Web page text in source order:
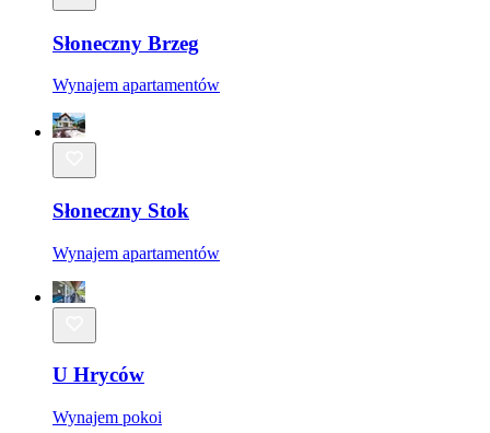
Słoneczny Brzeg
Wynajem apartamentów
Słoneczny Stok
Wynajem apartamentów
U Hryców
Wynajem pokoi